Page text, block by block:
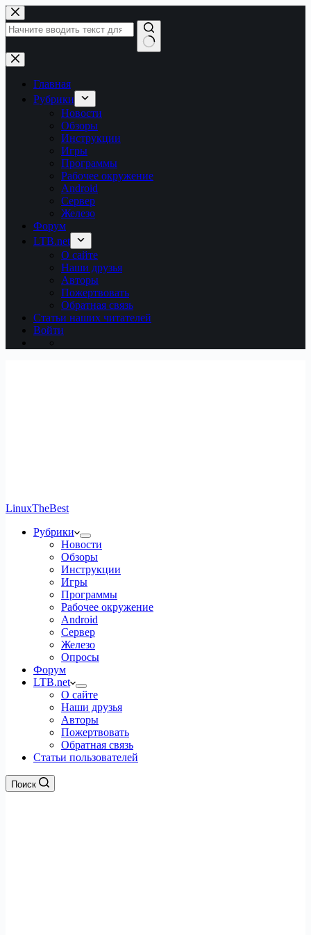
Перейти
к
сути
Ничего
не
найденоГлавная
Рубрики
Новости
Обзоры
Инструкции
Игры
Программы
Рабочее окружение
Android
Сервер
Железо
Форум
LTB.net
О сайте
Наши друзья
Авторы
Пожертвовать
Обратная связь
Статьи наших читателей
Войти
LinuxTheBest
Рубрики
Новости
Обзоры
Инструкции
Игры
Программы
Рабочее окружение
Android
Сервер
Железо
Опросы
Форум
LTB.net
О сайте
Наши друзья
Авторы
Пожертвовать
Обратная связь
Статьи пользователей
Поиск